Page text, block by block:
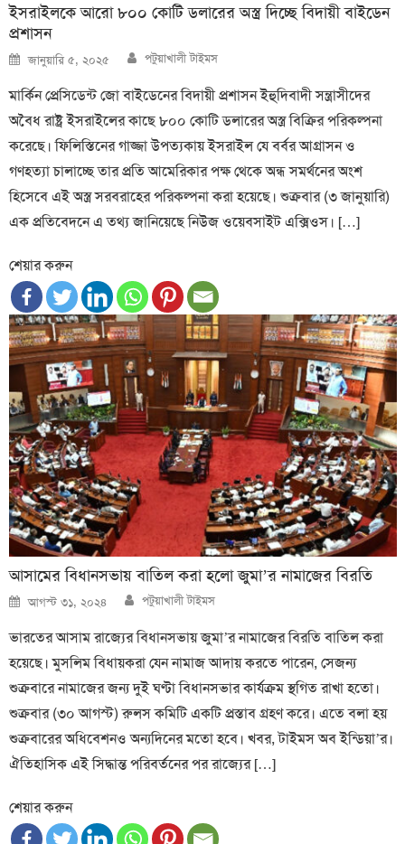
ইসরাইলকে আরো ৮০০ কোটি ডলারের অস্ত্র দিচ্ছে বিদায়ী বাইডেন
প্রশাসন
Posted
on
জানুয়ারি ৫, ২০২৫ Author
পটুয়াখালী টাইমস
মার্কিন প্রেসিডেন্ট জো বাইডেনের বিদায়ী প্রশাসন ইহুদিবাদী সন্ত্রাসীদের
অবৈধ রাষ্ট্র ইসরাইলের কাছে ৮০০ কোটি ডলারের অস্ত্র বিক্রির পরিকল্পনা
করেছে। ফিলিস্তিনের গাজ্জা উপত্যকায় ইসরাইল যে বর্বর আগ্রাসন ও
গণহত্যা চালাচ্ছে তার প্রতি আমেরিকার পক্ষ থেকে অন্ধ সমর্থনের অংশ
হিসেবে এই অস্ত্র সরবরাহের পরিকল্পনা করা হয়েছে। শুক্রবার (৩ জানুয়ারি)
এক প্রতিবেদনে এ তথ্য জানিয়েছে নিউজ ওয়েবসাইট এক্সিওস। […]
শেয়ার করুন
আসামের বিধানসভায় বাতিল করা হলো জুমা’র নামাজের বিরতি
Posted
on
আগস্ট ৩১, ২০২৪ Author
পটুয়াখালী টাইমস
ভারতের আসাম রাজ্যের বিধানসভায় জুমা’র নামাজের বিরতি বাতিল করা
হয়েছে। মুসলিম বিধায়করা যেন নামাজ আদায় করতে পারেন, সেজন্য
শুক্রবারে নামাজের জন্য দুই ঘণ্টা বিধানসভার কার্যক্রম স্থগিত রাখা হতো।
শুক্রবার (৩০ আগস্ট) রুলস কমিটি একটি প্রস্তাব গ্রহণ করে। এতে বলা হয়
শুক্রবারের অধিবেশনও অন্যদিনের মতো হবে। খবর, টাইমস অব ইন্ডিয়া’র।
ঐতিহাসিক এই সিদ্ধান্ত পরিবর্তনের পর রাজ্যের […]
শেয়ার করুন